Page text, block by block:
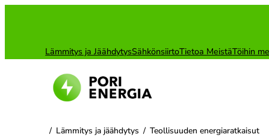
Lämmitys ja JäähdytysSähkönsiirtoTietoa MeistäTöihin
/ Lämmitys ja jäähdytys / Teollisuuden energiaratkaisut